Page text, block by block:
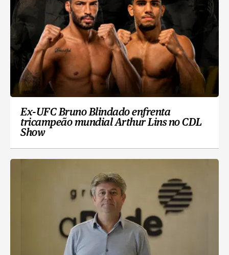
Ex-UFC Bruno Blindado enfrenta
tricampeão mundial Arthur Lins no CDL
Show